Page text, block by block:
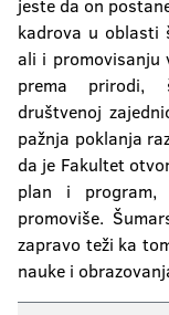
jeste da on
kadrova u oblasti
ali i promovisanju
prema prirodi,
društvenoj
pažnja poklanja
da je Fakultet
plan i program,
promoviše.
zapravo teži ka
nauke i